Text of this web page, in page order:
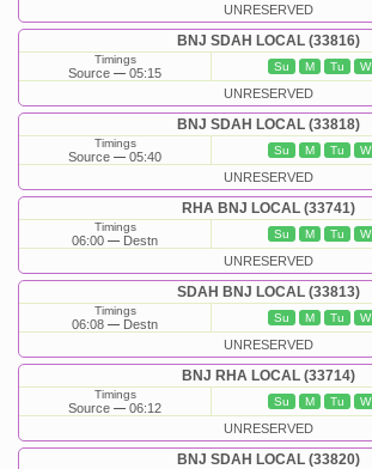
UNRESERVED
BNJ SDAH LOCAL (33816)
Timings
Source 05:15 Su M Tu W
UNRESERVED
BNJ SDAH LOCAL (33818)
Timings
Source 05:40 Su M Tu W
UNRESERVED
RHA BNJ LOCAL (33741)
Timings
06:00 Destn Su M Tu W
UNRESERVED
SDAH BNJ LOCAL (33813)
Timings
06:08 Destn Su M Tu W
UNRESERVED
BNJ RHA LOCAL (33714)
Timings
Source 06:12 Su M Tu W
UNRESERVED
BNJ SDAH LOCAL (33820)